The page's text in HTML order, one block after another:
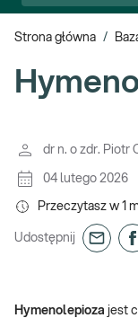
Strona główna /
dr n. o zdr. Piotr
04 lutego 2026
Przeczytasz w 1
Udostępnij
Hymenolepioza jest